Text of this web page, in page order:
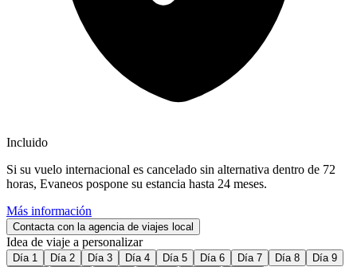
Incluido
Si su vuelo internacional es cancelado sin alternativa dentro de 72
horas, Evaneos pospone su estancia hasta 24 meses.
Más información
Contacta con la agencia de viajes local
Idea de viaje a personalizar
Día 1 Día 2 Día 3 Día 4 Día 5 Día 6 Día 7 Día 8
Día 9